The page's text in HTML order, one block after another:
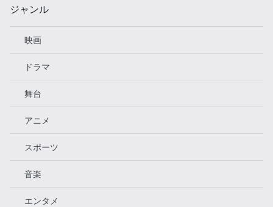
ジャンル
映画
ドラマ
舞台
アニメ
スポーツ
音楽
エンタメ